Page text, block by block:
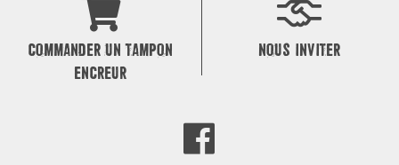
COMMANDER UN TAMPON
ENCREUR
NOUS INVITER